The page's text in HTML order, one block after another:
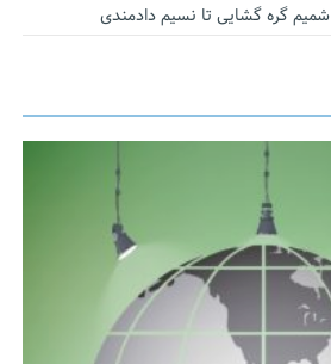
شمیم گره گشایی تا نسیم دادمندی